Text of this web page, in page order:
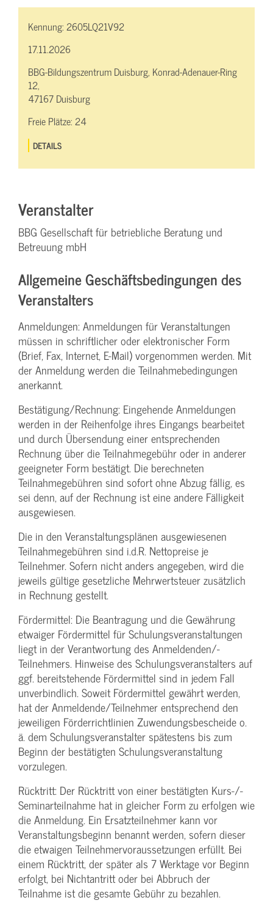
Kennung:2605LQ21V92
17.11.2026
BBG-Bildungszentrum Duisburg, Konrad-Adenauer-Ring
12,
47167 Duisburg
Freie Plätze:24
DETAILS
Veranstalter
BBG Gesellschaft für betriebliche Beratung und
Betreuung mbH
Allgemeine Geschäftsbedingungen des
Veranstalters
Anmeldungen: Anmeldungen für Veranstaltungen
müssen in schriftlicher oder elektronischer Form
(Brief, Fax, Internet, E-Mail) vorgenommen werden. Mit
der Anmeldung werden die Teilnahme­bedingungen
anerkannt.
Bestätigung­/Rechnung: Eingehende Anmeldungen
werden in der Reihenfolge ihres Eingangs bearbeitet
und durch Übersendung einer entsprechenden
Rechnung über die Teilnahmegebühr oder in anderer
geeigneter Form bestätigt. Die berechneten
Teilnahmegebühren sind sofort ohne Abzug fällig, es
sei denn, auf der Rechnung ist eine andere Fälligkeit
ausgewiesen.
Die in den Veranstaltungsplänen ausgewiesenen
Teilnahmegebühren sind i.d.R. Nettopreise je
Teilnehmer. Sofern nicht anders angegeben, wird die
jeweils gültige gesetzliche Mehrwertsteuer zusätzlich
in Rechnung gestellt.
Fördermittel: Die Beantragung und die Gewährung
etwaiger Fördermittel für Schulungs­veranstaltungen
liegt in der Verantwortung des Anmeldenden/­
Teilnehmers. Hinweise des Schulungs­veranstalters auf
ggf. bereitstehende Fördermittel sind in jedem Fall
unverbindlich. Soweit Fördermittel gewährt werden,
hat der Anmeldende/­Teilnehmer entsprechend den
jeweiligen Förderrichtlinien Zuwendungs­bescheide o.
ä. dem Schulungs­veranstalter spätestens bis zum
Beginn der bestätigten Schulungs­veranstaltung
vorzulegen.
Rücktritt: Der Rücktritt von einer bestätigten Kurs-/­
Seminarteilnahme hat in gleicher Form zu erfolgen wie
die Anmeldung. Ein Ersatzteilnehmer kann vor
Veranstaltungs­beginn benannt werden, sofern dieser
die etwaigen Teilnehmer­voraussetzungen erfüllt. Bei
einem Rücktritt, der später als 7 Werktage vor Beginn
erfolgt, bei Nichtantritt oder bei Abbruch der
Teilnahme ist die gesamte Gebühr zu bezahlen.